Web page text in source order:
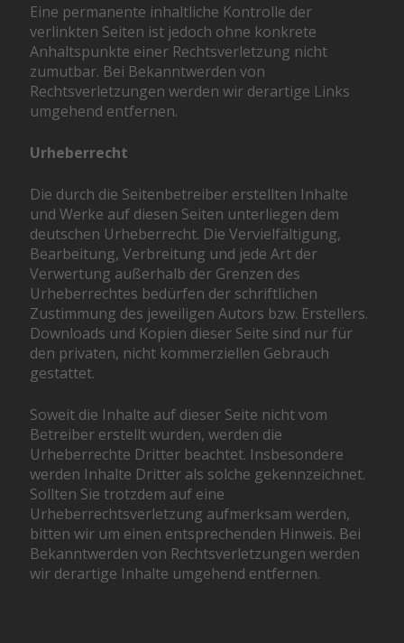
Eine permanente inhaltliche Kontrolle der
verlinkten Seiten ist jedoch ohne konkrete
Anhaltspunkte einer Rechtsverletzung nicht
zumutbar. Bei Bekanntwerden von
Rechtsverletzungen werden wir derartige Links
umgehend entfernen.
Urheberrecht
Die durch die Seitenbetreiber erstellten Inhalte
und Werke auf diesen Seiten unterliegen dem
deutschen Urheberrecht. Die Vervielfältigung,
Bearbeitung, Verbreitung und jede Art der
Verwertung außerhalb der Grenzen des
Urheberrechtes bedürfen der schriftlichen
Zustimmung des jeweiligen Autors bzw. Erstellers.
Downloads und Kopien dieser Seite sind nur für
den privaten, nicht kommerziellen Gebrauch
gestattet.
Soweit die Inhalte auf dieser Seite nicht vom
Betreiber erstellt wurden, werden die
Urheberrechte Dritter beachtet. Insbesondere
werden Inhalte Dritter als solche gekennzeichnet.
Sollten Sie trotzdem auf eine
Urheberrechtsverletzung aufmerksam werden,
bitten wir um einen entsprechenden Hinweis. Bei
Bekanntwerden von Rechtsverletzungen werden
wir derartige Inhalte umgehend entfernen.